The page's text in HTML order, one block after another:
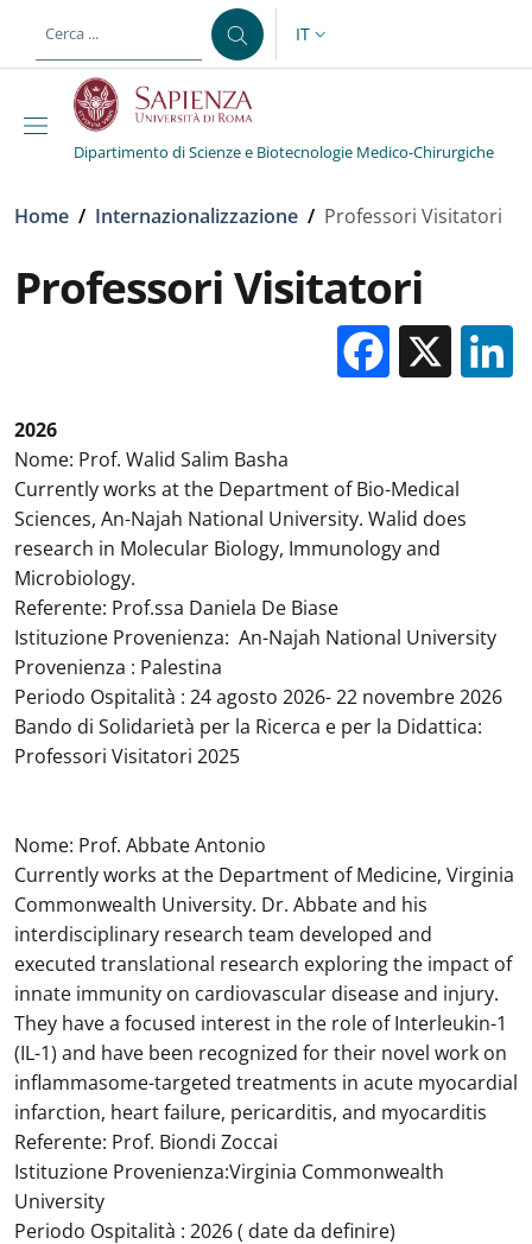
al contenuto principale
SELETTORE LINGUA:
IT
Dipartimento di Scienze e Biotecnologie Medico-Chirurgiche
Briciole di pane
Home / Internazionalizzazione / Professori Visitatori
Professori Visitatori
X
2026
Nome: Prof. Walid Salim Basha
Currently works at the Department of Bio-Medical
Sciences, An-Najah National University. Walid does
research in Molecular Biology, Immunology and
Microbiology.
Referente: Prof.ssa Daniela De Biase
Istituzione Provenienza: An-Najah National University
Provenienza : Palestina
Periodo Ospitalità : 24 agosto 2026- 22 novembre 2026
Bando di Solidarietà per la Ricerca e per la Didattica:
Professori Visitatori 2025
Nome: Prof. Abbate Antonio
Currently works at the Department of Medicine, Virginia
Commonwealth University. Dr. Abbate and his
interdisciplinary research team developed and
executed translational research exploring the impact of
innate immunity on cardiovascular disease and injury.
They have a focused interest in the role of Interleukin-1
(IL-1) and have been recognized for their novel work on
inflammasome-targeted treatments in acute myocardial
infarction, heart failure, pericarditis, and myocarditis
Referente: Prof. Biondi Zoccai
Istituzione Provenienza:Virginia Commonwealth
University
Periodo Ospitalità : 2026 ( date da definire)